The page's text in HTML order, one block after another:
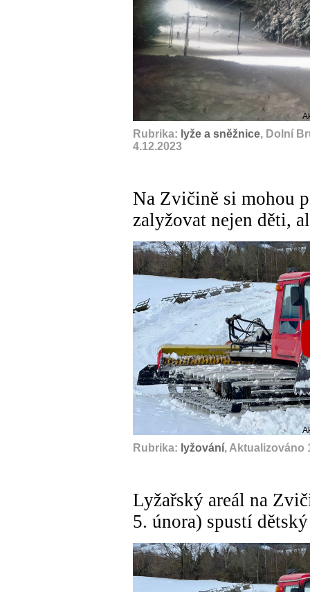
Rubrika: lyže a sněžnice, Dolní
4.12.2023
Na Zvičině si mohou
zalyžovat nejen děti,
Rubrika: lyžování, Aktualizováno
Lyžařský areál na
5. února) spustí